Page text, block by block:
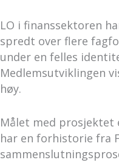
LO i finanssektoren
spredt over flere
under en felles
Medlemsutviklingen
høy.
Målet med prosjektet
har en forhistorie fra